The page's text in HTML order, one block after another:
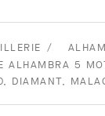
ALHAMBRA 5
DIAMANT,